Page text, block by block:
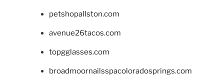
petshopallston.com
avenue26tacos.com
topgglasses.com
broadmoornailsspacoloradosprings.com